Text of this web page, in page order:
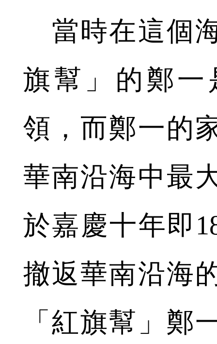
當時在這個
旗幫」的鄭一
領，而鄭一的
華南沿海中最
於嘉慶十年即
撤返華南沿海
「紅旗幫」鄭